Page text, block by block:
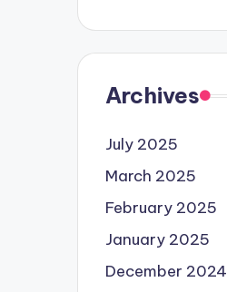
Archives
July 2025
March 2025
February 2025
January 2025
December 2024